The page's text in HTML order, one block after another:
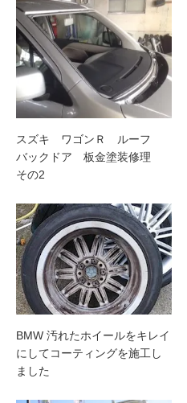
スズキ ワゴンＲ ルーフ
バックドア 板金塗装修理
その2
BMW 汚れたホイールをキレイ
にしてコーティングを施工し
ました